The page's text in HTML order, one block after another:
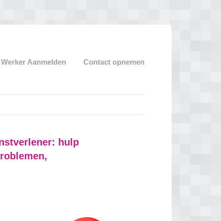
Aanmelden Contact opnemen
hulp